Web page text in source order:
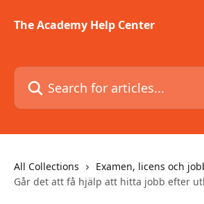
The Academy Help Center
Search for articles...
All Collections
Examen, licens och
Går det att få hjälp att hitta jobb efter